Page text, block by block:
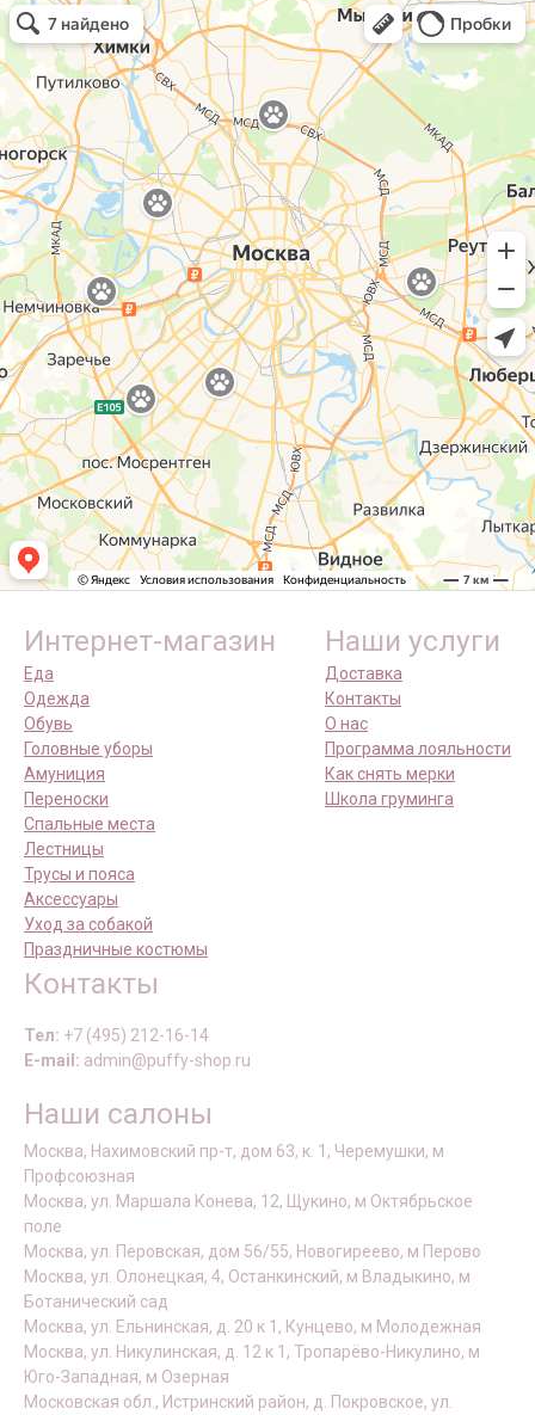
Интернет-магазин
Еда
Одежда
Обувь
Головные уборы
Амуниция
Переноски
Спальные места
Лестницы
Трусы и пояса
Аксессуары
Уход за собакой
Праздничные костюмы
Наши услуги
Доставка
Контакты
О нас
Программа лояльности
Как снять мерки
Школа груминга
Контакты
Тел: +7 (495) 212-16-14
E-mail: admin@puffy-shop.ru
Наши салоны
Москва, Нахимовский пр-т, дом 63, к. 1, Черемушки, м
Профсоюзная
Москва, ул. Маршала Конева, 12, Щукино, м Октябрьское
поле
Москва, ул. Перовская, дом 56/55, Новогиреево, м Перово
Москва, ул. Олонецкая, 4, Останкинский, м Владыкино, м
Ботанический сад
Москва, ул. Ельнинская, д. 20 к 1, Кунцево, м Молодежная
Москва, ул. Никулинская, д. 12 к 1, Тропарёво-Никулино, м
Юго-Западная, м Озерная
Московская обл., Истринский район, д. Покровское, ул.